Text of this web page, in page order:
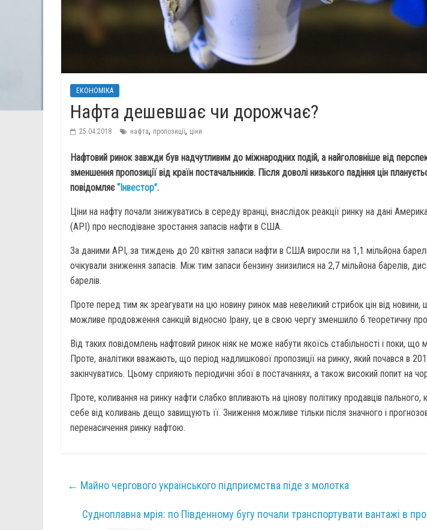
ЕКОНОМІКА
Нафта дешевшає чи дорожчає?
25.04.2018 нафта, пропозиції, ціни
Нафтовий ринок завжди був надчутливим до міжнародних подій, а найголовніше від
зменшення пропозиції від країн постачальників. Після доволі низького падіння цін
повідомляє“Інвестор”.
Ціни на нафту почали знижуватись в середу вранці, внаслідок реакції ринку на дані
(API) про несподіване зростання запасів нафти в США.
За даними API, за тиждень до 20 квітня запаси нафти в США виросли на 1,1 мільйона
очікували зниження запасів. Між тим запаси бензину знизилися на 2,7 мільйона барелів,
барелів.
Проте перед тим як зреагувати на цю новину ринок мав невеликий стрибок цін від
можливе продовження санкцій відносно Ірану, це в свою чергу зменшило б теоретичну
Від таких повідомлень нафтовий ринок ніяк не може набути якоїсь стабільності і поки, що
Проте, аналітики вважають, що період надлишкової пропозиції на ринку, який почався в
закінчуватись. Цьому сприяють періодичні збої в постачаннях, а також високий попит на
Проте, коливання на ринку нафти слабко впливають на цінову політику продавців пального,
себе від коливань дещо завищують її. Зниження можливе тільки після значного і
перенасичення ринку нафтою.
← Майно чергового українського підприємства піде з молотка
Судноплавна мрія: по Південному бугу почали транспортувати вантажі в